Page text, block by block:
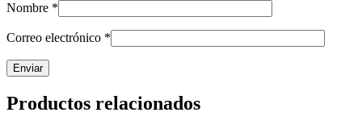
Nombre *
Correo electrónico *
Productos relacionados